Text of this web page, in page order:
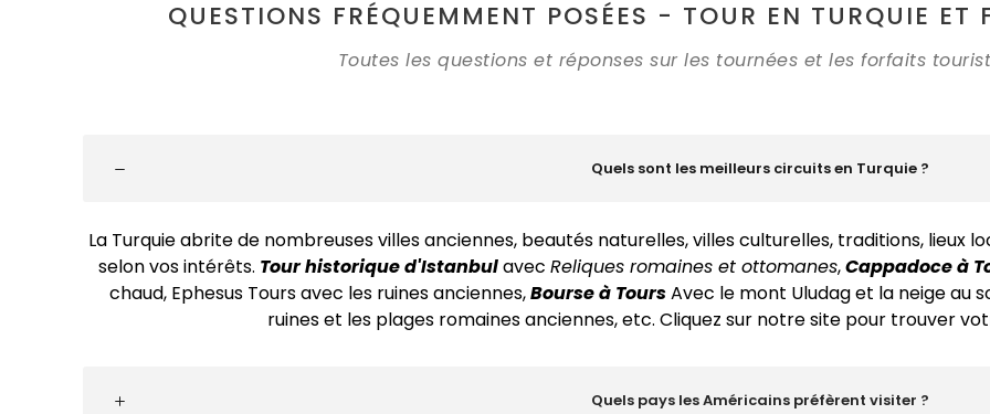
QUESTIONS FRÉQUEMMENT POSÉES - TOUR EN TURQUIE ET
Toutes les questions et réponses sur les tournées et les forfaits
Quels sont les meilleurs circuits en Turquie ?
La Turquie abrite de nombreuses villes anciennes, beautés naturelles, villes culturelles, traditions, lieux
selon vos intérêts. Tour historique d'Istanbulavec Reliques romaines et ottomanes,Cappadoce à
chaud, Ephesus Tours avec les ruines anciennes,Bourse à ToursAvec le mont Uludag et la neige au
ruines et les plages romaines anciennes, etc. Cliquez sur notre site pour trouver
Quels pays les Américains préfèrent visiter ?